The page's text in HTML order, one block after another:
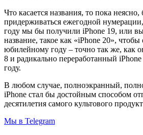
Что касается названия, то пока
придерживаться ежегодной
году мы бы получили iPhone 19, или
название, такое как «iPhone 20», чтобы
юбилейному году – точно так же, как
8 и радикально переработанный
году.
В любом случае, полноэкранный,
iPhone стал бы достойным способом
десятилетия самого культового
Мы в Telegram